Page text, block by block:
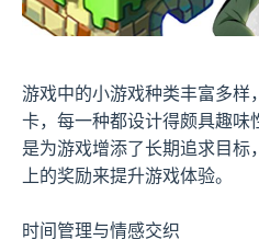
游戏中的小游戏种类丰富多样
卡，每一种都设计得颇具趣味
是为游戏增添了长期追求目
上的奖励来提升游戏体验。
时间管理与情感交织